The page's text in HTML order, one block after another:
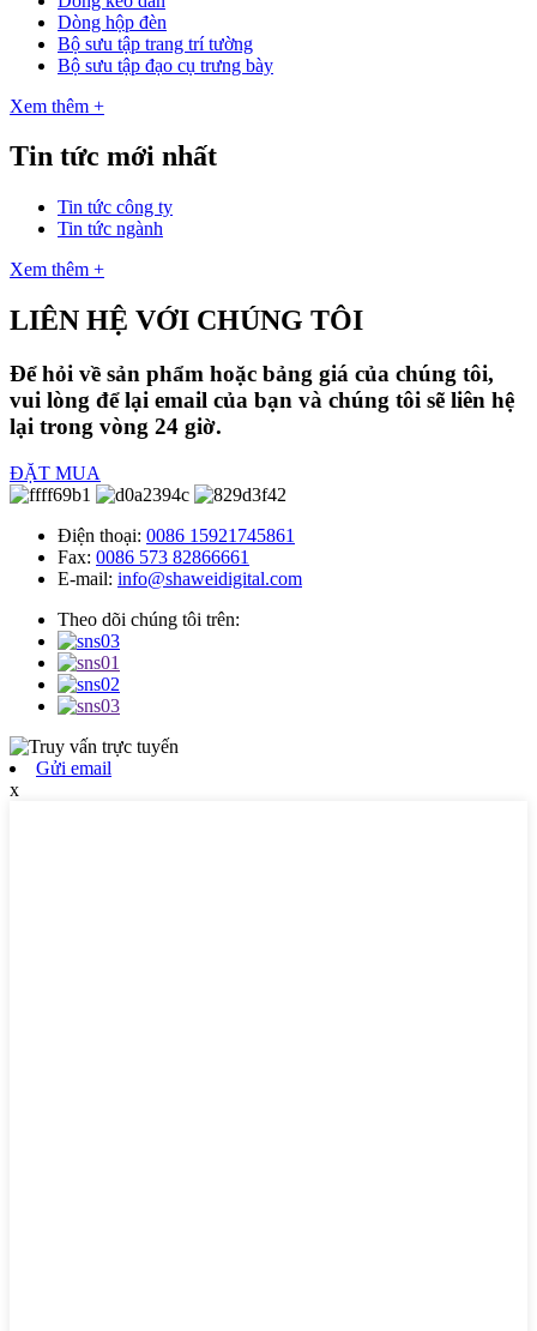
Dòng hộp đèn
Bộ sưu tập trang trí tường
Bộ sưu tập đạo cụ trưng bày
Xem thêm +
Tin tức mới nhất
Tin tức công ty
Tin tức ngành
Xem thêm +
LIÊN HỆ VỚI CHÚNG TÔI
Để hỏi về sản phẩm hoặc bảng giá của chúng tôi,
vui lòng để lại email của bạn và chúng tôi sẽ liên hệ
lại trong vòng 24 giờ.
ĐẶT MUA
Điện thoại: 0086 15921745861
Fax: 0086 573 82866661
E-mail: info@shaweidigital.com
Theo dõi chúng tôi trên:
Gửi email
x